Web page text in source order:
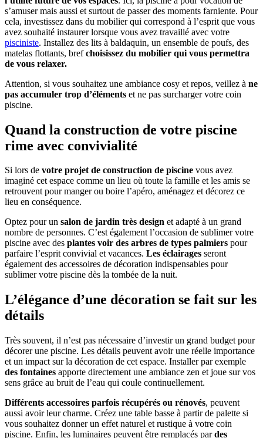
s’amuser mais aussi et surtout de passer des moments farniente. Pour
cela, investissez dans du mobilier qui correspond à l’esprit que vous
avez souhaité instaurer lorsque vous avez travaillé avec votre
pisciniste. Installez des lits à baldaquin, un ensemble de poufs, des
matelas flottants, brefchoisissez du mobilier qui vous permettra
de vous relaxer.
Attention, si vous souhaitez une ambiance cosy et repos, veillez à ne
pas accumuler trop d’éléments et ne pas surcharger votre coin
piscine.
Quand la construction de votre piscine
rime avec convivialité
Si lors de votre projet de construction de piscine vous avez
imaginé cet espace comme un lieu où toute la famille et les amis se
retrouvent pour manger ou boire l’apéro, aménagez et décorez ce
lieu en conséquence.
Optez pour un salon de jardin très design et adapté à un grand
nombre de personnes. C’est également l’occasion de sublimer votre
piscine avec des plantes voir des arbres de types palmiers pour
parfaire l’esprit convivial et vacances. Les éclairages seront
également des accessoires de décoration indispensables pour
sublimer votre piscine dès la tombée de la nuit.
L’élégance d’une décoration se fait sur les
détails
Très souvent, il n’est pas nécessaire d’investir un grand budget pour
décorer une piscine. Les détails peuvent avoir une réelle importance
et un impact sur la décoration de cet espace. Installer par exemple
des fontaines apporte directement une ambiance zen et joue sur vos
sens grâce au bruit de l’eau qui coule continuellement.
Différents accessoires parfois récupérés ou rénovés, peuvent
aussi avoir leur charme. Créez une table basse à partir de palette si
vous souhaitez donner un effet naturel et rustique à votre coin
piscine. Enfin, les luminaires peuvent être remplacés pardes